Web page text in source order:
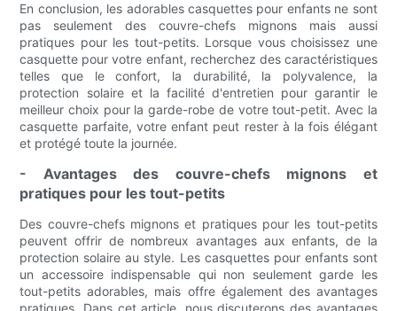
En conclusion, les adorables casquettes pour enfants ne sont
pas seulement des couvre-chefs mignons mais aussi
pratiques pour les tout-petits. Lorsque vous choisissez une
casquette pour votre enfant, recherchez des caractéristiques
telles que le confort, la durabilité, la polyvalence, la
protection solaire et la facilité d'entretien pour garantir le
meilleur choix pour la garde-robe de votre tout-petit. Avec la
casquette parfaite, votre enfant peut rester à la fois élégant
et protégé toute la journée.
- Avantages des couvre-chefs mignons et
pratiques pour les tout-petits
Des couvre-chefs mignons et pratiques pour les tout-petits
peuvent offrir de nombreux avantages aux enfants, de la
protection solaire au style. Les casquettes pour enfants sont
un accessoire indispensable qui non seulement garde les
tout-petits adorables, mais offre également des avantages